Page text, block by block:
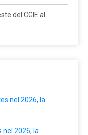
del CGIE al
nel 2026, la
nel 2026, la